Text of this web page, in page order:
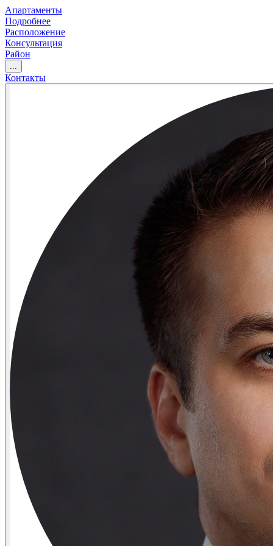
Апартаменты
Подробнее
Расположение
Консультация
Район
...
Контакты